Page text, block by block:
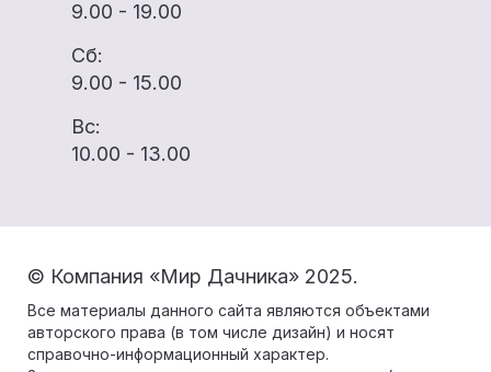
9.00 - 19.00
Сб:
9.00 - 15.00
Вс:
10.00 - 13.00
© Компания «Мир Дачника» 2025.
Все материалы данного сайта являются объектами
авторского права (в том числе дизайн) и носят
справочно-информационный характер.